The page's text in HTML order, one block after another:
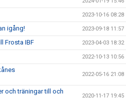
2023-10-16 08:28
igång! 2023-09-18 11:57
Frosta IBF 2023-04-03 18:32
2022-10-13 10:56
2022-05-16 21:08
och träningar till och
2020-11-17 19:45